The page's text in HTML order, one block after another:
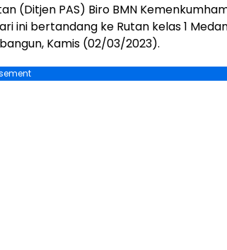
(Ditjen PAS) Biro BMN
ini bertandang ke Rutan kelas 1
Kamis (02/03/2023).